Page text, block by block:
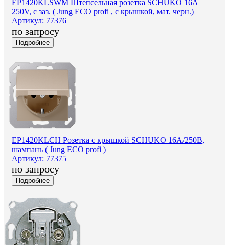
EP1420KLSWM Штепсельная розетка SCHUKO 16A
250V, с заз. ( Jung ECO profi , c крышкой, мат. черн.)
Артикул: 77376
по запросу
Подробнее
EP1420KLCH Розетка с крышкой SCHUKO 16А/250В,
шампань ( Jung ECO profi )
Артикул: 77375
по запросу
Подробнее